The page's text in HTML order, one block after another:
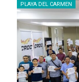
PLAYA DEL CARMEN